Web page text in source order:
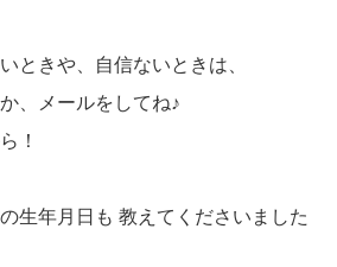
ときや、自信ないときは、
、メールをしてね♪
！
生年月日も 教えてくださいました